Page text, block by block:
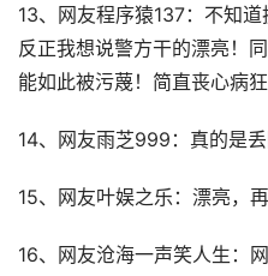
13、网友程序猿137：不知道
反正我想说警方干的漂亮！
能如此被污蔑！简直丧心病狂
14、网友雨芝999：真的是
15、网友叶娱之乐：漂亮，
16、网友沧海一声笑人生：